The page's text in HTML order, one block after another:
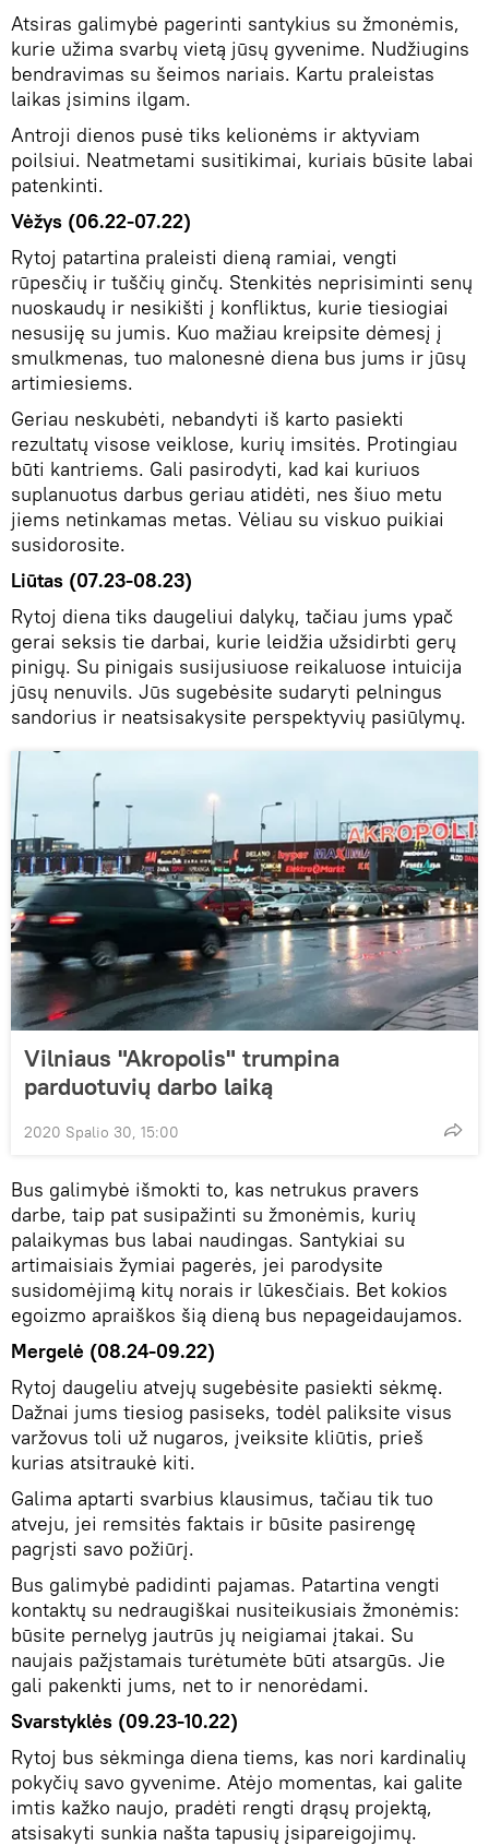
Atsiras galimybė pagerinti santykius su žmonėmis,
kurie užima svarbų vietą jūsų gyvenime. Nudžiugins
bendravimas su šeimos nariais. Kartu praleistas
laikas įsimins ilgam.
Antroji dienos pusė tiks kelionėms ir aktyviam
poilsiui. Neatmetami susitikimai, kuriais būsite labai
patenkinti.
Vėžys (06.22-07.22)
Rytoj patartina praleisti dieną ramiai, vengti
rūpesčių ir tuščių ginčų. Stenkitės neprisiminti senų
nuoskaudų ir nesikišti į konfliktus, kurie tiesiogiai
nesusiję su jumis. Kuo mažiau kreipsite dėmesį į
smulkmenas, tuo malonesnė diena bus jums ir jūsų
artimiesiems.
Geriau neskubėti, nebandyti iš karto pasiekti
rezultatų visose veiklose, kurių imsitės. Protingiau
būti kantriems. Gali pasirodyti, kad kai kuriuos
suplanuotus darbus geriau atidėti, nes šiuo metu
jiems netinkamas metas. Vėliau su viskuo puikiai
susidorosite.
Liūtas (07.23-08.23)
Rytoj diena tiks daugeliui dalykų, tačiau jums ypač
gerai seksis tie darbai, kurie leidžia užsidirbti gerų
pinigų. Su pinigais susijusiuose reikaluose intuicija
jūsų nenuvils. Jūs sugebėsite sudaryti pelningus
sandorius ir neatsisakysite perspektyvių pasiūlymų.
Vilniaus "Akropolis" trumpina
parduotuvių darbo laiką
2020 Spalio 30, 15:00
Bus galimybė išmokti to, kas netrukus pravers
darbe, taip pat susipažinti su žmonėmis, kurių
palaikymas bus labai naudingas. Santykiai su
artimaisiais žymiai pagerės, jei parodysite
susidomėjimą kitų norais ir lūkesčiais. Bet kokios
egoizmo apraiškos šią dieną bus nepageidaujamos.
Mergelė (08.24-09.22)
Rytoj daugeliu atvejų sugebėsite pasiekti sėkmę.
Dažnai jums tiesiog pasiseks, todėl paliksite visus
varžovus toli už nugaros, įveiksite kliūtis, prieš
kurias atsitraukė kiti.
Galima aptarti svarbius klausimus, tačiau tik tuo
atveju, jei remsitės faktais ir būsite pasirengę
pagrįsti savo požiūrį.
Bus galimybė padidinti pajamas. Patartina vengti
kontaktų su nedraugiškai nusiteikusiais žmonėmis:
būsite pernelyg jautrūs jų neigiamai įtakai. Su
naujais pažįstamais turėtumėte būti atsargūs. Jie
gali pakenkti jums, net to ir nenorėdami.
Svarstyklės (09.23-10.22)
Rytoj bus sėkminga diena tiems, kas nori kardinalių
pokyčių savo gyvenime. Atėjo momentas, kai galite
imtis kažko naujo, pradėti rengti drąsų projektą,
atsisakyti sunkia našta tapusių įsipareigojimų.